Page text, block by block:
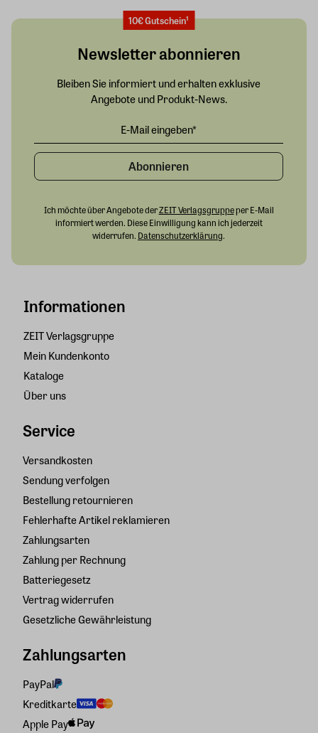
Informationen
ZEIT Verlagsgruppe
Mein Kundenkonto
Kataloge
Über uns
Service
Versandkosten
Sendung verfolgen
Bestellung retournieren
Fehlerhafte Artikel reklamieren
Zahlungsarten
Zahlung per Rechnung
Batteriegesetz
Vertrag widerrufen
Gesetzliche Gewährleistung
Zahlungsarten
PayPal
Kreditkarte
Apple Pay
10€ Gutschein¹
Newsletter abonnieren
Bleiben Sie informiert und erhalten exklusive
Angebote und Produkt-News.
Abonnieren
Ich möchte über Angebote derZEIT Verlagsgruppeper E-Mail
informiert werden. Diese Einwilligung kann ich jederzeit
widerrufen. Datenschutzerklärung.